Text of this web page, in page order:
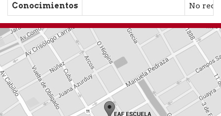
Conocimientos No